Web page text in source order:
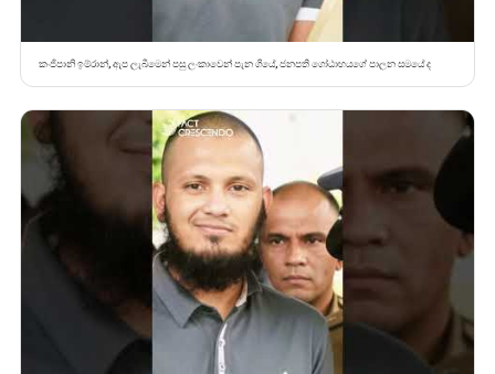
කංජිපානි ඉම්රාන්, ඇප ලැබීමෙන් පසු ලංකාවෙන් පැන ගියේ, ජනපති ගෝඨාභයගේ පාලන සමයේ ද